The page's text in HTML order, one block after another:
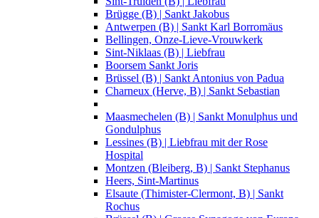
Brügge (B) | Sankt Jakobus
Antwerpen (B) | Sankt Karl Borromäus
Bellingen, Onze-Lieve-Vrouwkerk
Sint-Niklaas (B) | Liebfrau
Boorsem Sankt Joris
Brüssel (B) | Sankt Antonius von Padua
Charneux (Herve, B) | Sankt Sebastian
Maasmechelen (B) | Sankt Monulphus und
Gondulphus
Lessines (B) | Liebfrau mit der Rose
Hospital
Montzen (Bleiberg, B) | Sankt Stephanus
Heers, Sint-Martinus
Elsaute (Thimister-Clermont, B) | Sankt
Rochus